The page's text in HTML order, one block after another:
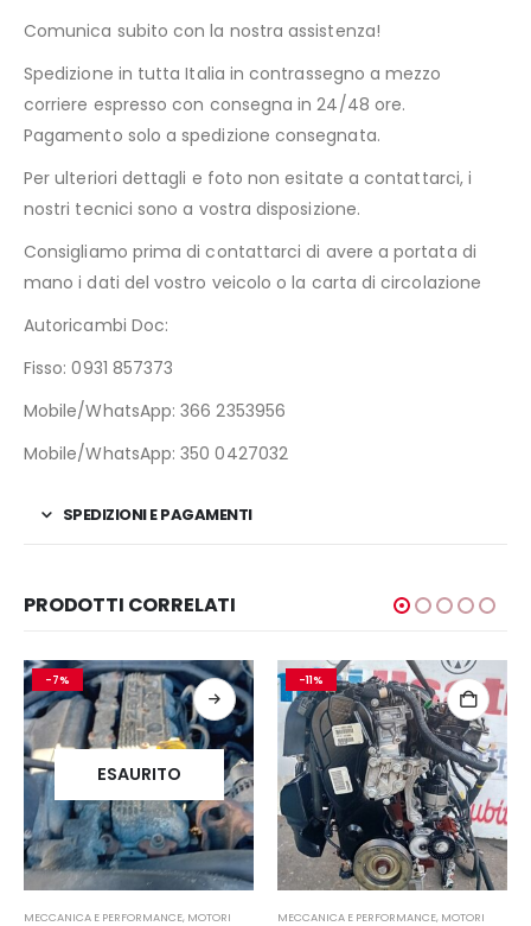
Comunica subito con la nostra assistenza!
Spedizione in tutta Italia in contrassegno a mezzo
corriere espresso con consegna in 24/48 ore.
Pagamento solo a spedizione consegnata.
Per ulteriori dettagli e foto non esitate a contattarci, i
nostri tecnici sono a vostra disposizione.
Consigliamo prima di contattarci di avere a portata di
mano i dati del vostro veicolo o la carta di circolazione
Autoricambi Doc:
Fisso: 0931 857373
Mobile/WhatsApp: 366 2353956
Mobile/WhatsApp: 350 0427032
SPEDIZIONI E PAGAMENTI
PRODOTTI CORRELATI
-7%
ESAURITO
MECCANICA E PERFORMANCE, MOTORI
-11%
MECCANICA E PERFORMANCE, MOTORI